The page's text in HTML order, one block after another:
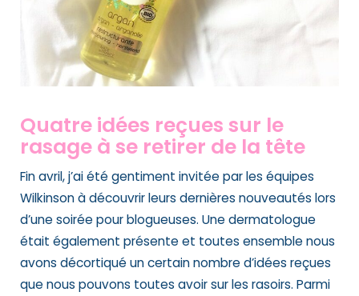
Quatre idées reçues sur le
rasage à se retirer de la tête
Fin avril, j’ai été gentiment invitée par les équipes
Wilkinson à découvrir leurs dernières nouveautés lors
d’une soirée pour blogueuses. Une dermatologue
était également présente et toutes ensemble nous
avons décortiqué un certain nombre d’idées reçues
que nous pouvons toutes avoir sur les rasoirs. Parmi